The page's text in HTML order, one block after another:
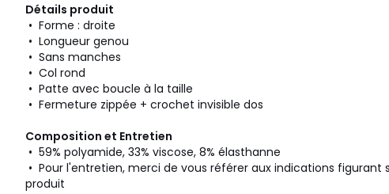
Détails produit
• Forme : droite
• Longueur genou
• Sans manches
• Col rond
• Patte avec boucle à la taille
• Fermeture zippée + crochet invisible dos
Composition et Entretien
• 59% polyamide, 33% viscose, 8% élasthanne
• Pour l'entretien, merci de vous référer aux indications figurant
produit